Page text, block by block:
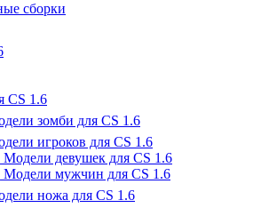
сборки
CS 1.6
зомби для CS 1.6
игроков для CS 1.6
Модели девушек для CS 1.6
Модели мужчин для CS 1.6
ножа для CS 1.6